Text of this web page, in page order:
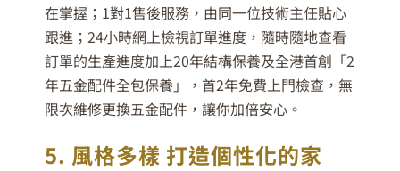
在掌握；1對1售後服務，由同一位技術主任貼心
跟進；24小時網上檢視訂單進度，隨時隨地查看
訂單的生產進度加上20年結構保養及全港首創「2
年五金配件全包保養」，首2年免費上門檢查，無
限次維修更換五金配件，讓你加倍安心。
5. 風格多樣 打造個性化的家